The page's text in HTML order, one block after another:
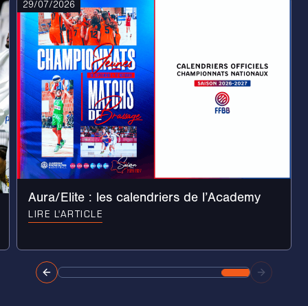
29/07/2026
Aura/Elite : les calendriers de l’Academy
LIRE L'ARTICLE